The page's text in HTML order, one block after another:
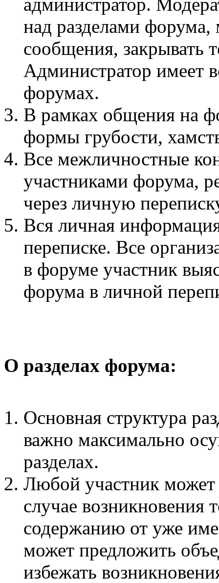
над разделами форума,
сообщения, закрывать
Администратор имеет
форумах.
В рамках общения на
формы грубости,
Все межличностные
участниками форума,
через личную
Вся личная
переписке. Все
в форуме участник
форума в личной
О разделах форума:
Основная структура
важно максимально
разделах.
Любой участник
случае возникновения
содержанию от уже
может предложить
избежать